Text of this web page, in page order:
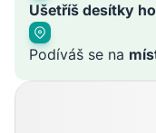
Ušetříš desítky
Podíváš se na